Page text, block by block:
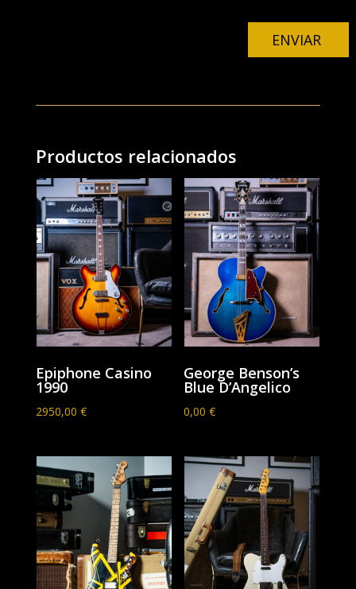
ENVIAR
Productos relacionados
Epiphone Casino
1990
2950,00 €
George Benson’s
Blue D’Angelico
0,00€